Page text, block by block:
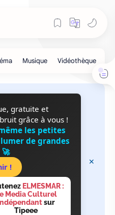
gratuite et
grâce à vous !
les petites
de grandes
!
ELMESMAR :
Media Culturel
Indépendantsur
Tipeee